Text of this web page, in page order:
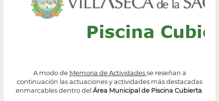
A modo de Memoria de Actividadesse reseñan a
continuación las actuaciones y actividades más destacadas
enmarcables dentro delÁrea Municipal de Piscina Cubierta